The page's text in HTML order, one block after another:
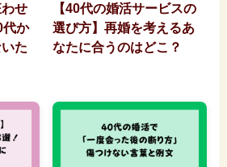
わせ
代か
た
【40代の婚活サービスの
選び方】再婚を考えるあ
なたに合うのはどこ？